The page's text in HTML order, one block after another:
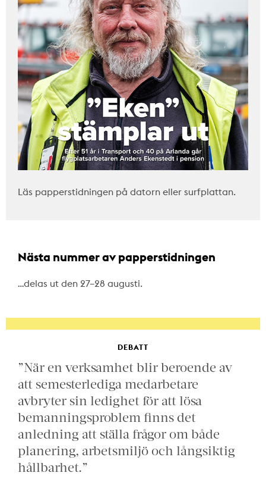
Läs papperstidningen på datorn eller surfplattan.
Nästa nummer av papperstidningen
…delas ut den 27–28 augusti.
DEBATT
”När en verksamhet blir beroende av
att semesterlediga medarbetare
avbryter sin ledighet för att lösa
bemanningsproblem finns det
anledning att ställa frågor om både
planering, arbetsmiljö och långsiktig
hållbarhet.”